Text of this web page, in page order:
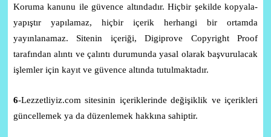
Koruma kanunu ile güvence altındadır. Hiçbir şekilde kopyala-
yapıştır yapılamaz, hiçbir içerik herhangi bir ortamda
yayınlanamaz. Sitenin içeriği, Digiprove Copyright Proof
tarafından alıntı ve çalıntı durumunda yasal olarak başvurulacak
işlemler için kayıt ve güvence altında tutulmaktadır.
6-Lezzetliyiz.com sitesinin içeriklerinde değişiklik ve içerikleri
güncellemek ya da düzenlemek hakkına sahiptir.